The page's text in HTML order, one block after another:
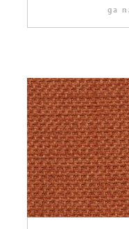
ga